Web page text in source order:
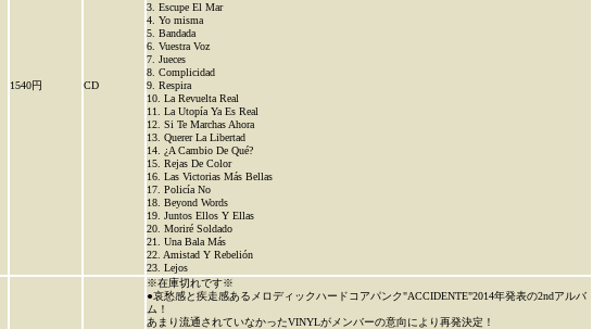
1540円 CD
3. Escupe El Mar
4. Yo misma
5. Bandada
6. Vuestra Voz
7. Jueces
8. Complicidad
9. Respira
10. La Revuelta Real
11. La Utopía Ya Es Real
12. Si Te Marchas Ahora
13. Querer La Libertad
14. ¿A Cambio De Qué?
15. Rejas De Color
16. Las Victorias Más Bellas
17. Policía No
18. Beyond Words
19. Juntos Ellos Y Ellas
20. Moriré Soldado
21. Una Bala Más
22. Amistad Y Rebelión
23. Lejos
※在庫切れです※
●哀愁感と疾走感あるメロディックハードコアパンク"ACCIDENTE"2014年発表の2ndアルバ
ム！
あまり流通されていなかったVINYLがメンバーの意向により再発決定！